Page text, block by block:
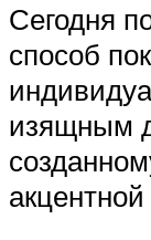
Сегодня
способ
изящным